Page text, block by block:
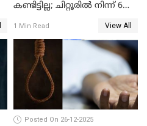
കണ്ടിട്ടില്ല; ചിറ്റൂരിൽ നിന്ന് 6
1 Min Read View All
Posted On 26-12-2025